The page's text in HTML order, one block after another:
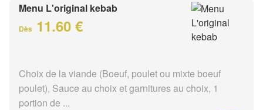
Menu L'original kebab
Dès 11.60 €
Choix de la viande (Boeuf, poulet ou mixte boeuf
poulet), Sauce au choix et garnitures au choix, 1
portion de ...